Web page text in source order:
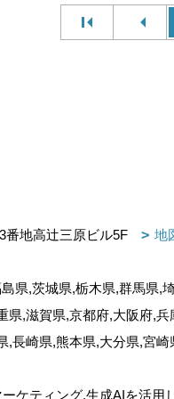
番地高辻三原ビル5F 地
県,茨城県,栃木県,群馬県,
,滋賀県,京都府,大阪府,
長崎県,熊本県,大分県,宮
ケティング,生成AIを活用